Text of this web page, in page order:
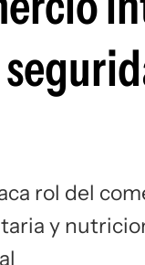
rol del
y